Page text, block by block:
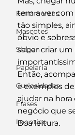
Ferramentas
Mascotes
Slogan
Papelaria
Curiosidades
Frases
Logotipo
tem a ver com
tão simples,
óbvio e
saber criar
Então,
e exemplos
ajudar na
negócio que
Boa leitura.